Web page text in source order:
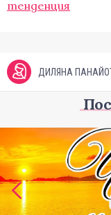
тенденция
ДИЛЯНА